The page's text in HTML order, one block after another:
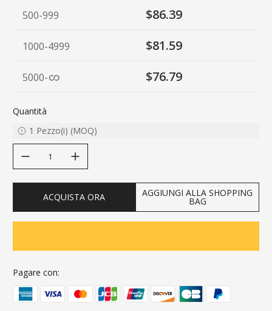
500-999 $86.39
1000-4999 $81.59
5000- $76.79
Quantità
1 Pezzo(i) (MOQ)
ACQUISTA ORA AGGIUNGI ALLA SHOPPING
BAG
Pagare con: